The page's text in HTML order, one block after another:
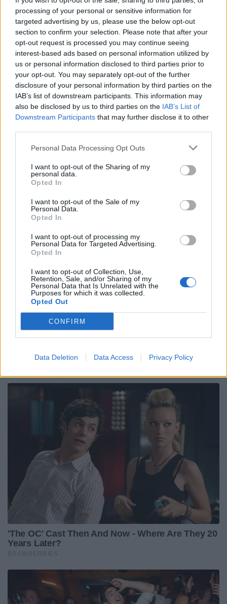
processing of your personal or sensitive information for
targeted advertising by us, please use the below opt-out
section to confirm your selection. Please note that after your
opt-out request is processed you may continue seeing
interest-based ads based on personal information utilized by
us or personal information disclosed to third parties prior to
your opt-out. You may separately opt-out of the further
disclosure of your personal information by third parties on the
IAB’s list of downstream participants. This information may
also be disclosed by us to third parties on the IAB’s List of
Downstream Participants that may further disclose it to other
Personal Data Processing Opt Outs
I want to opt-out of the Sharing of my
personal data.
Opted In
I want to opt-out of the Sale of my
Personal Data.
Opted In
I want to opt-out of processing my
Personal Data for Targeted Advertising.
Opted In
I want to opt-out of Collection, Use,
Retention, Sale, and/or Sharing of my
Personal Data that Is Unrelated with the
Purposes for which it was collected.
Opted Out
CONFIRM
Data Deletion Data Access Privacy Policy
Ferrario (Rovigo)
Femi-CZ Rugby Rovigo Delta: Belloni;
Sperandio, Diederich Ferrario, Uncini, Vaccari;
Thomson, Krsul; Paganin, Cosi, Ortis; Ferro
(cap.), Steolo; Swanepoel, Giulian, Della Sala.
A disposizione : Cadorini, Leccioli, Tripodo,
Berlese, Meggiato, Chillon, Moscardi, Elettri.
Fiamme Oro Rugby
: Cornelli; Crea, Fusari A,
Giammarioli, De Marchi, Vian; Stoian, Chiappini;
Romano, Moriconi, Nicita
A disposizione: Taddia, Bartolini, Morosi,
Piantella, Angelone, Marinaro, Di Marco, Fusari
Stadio Mario Battaglini, Rovigo
Arbitro:Federico Vedovelli
Assistenti
: Stefano Penné